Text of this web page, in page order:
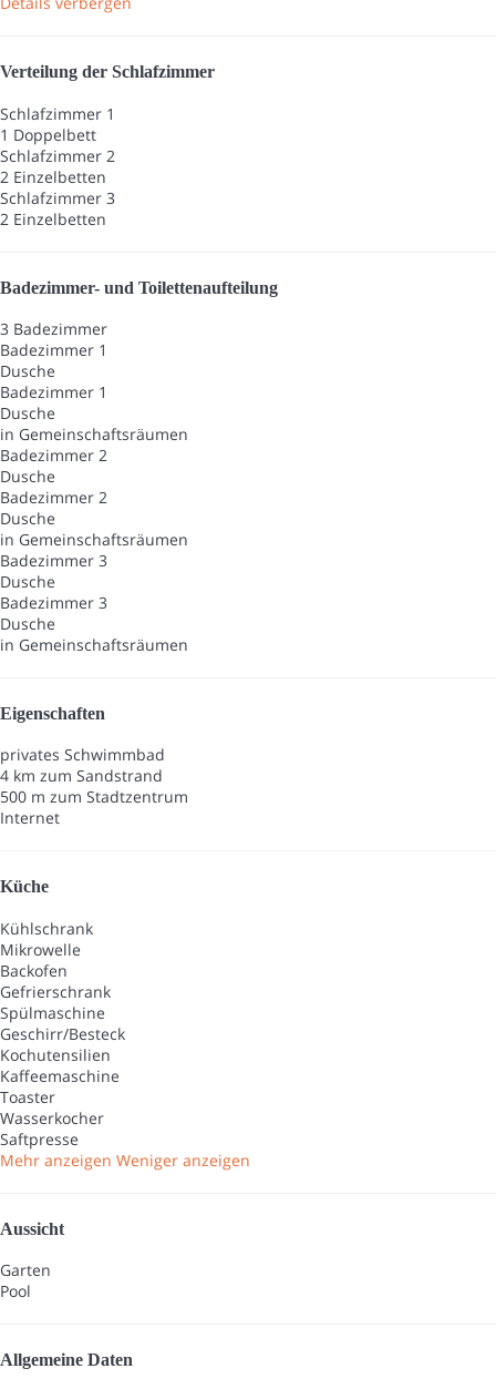
Verteilung der Schlafzimmer
Schlafzimmer 1
1 Doppelbett
Schlafzimmer 2
2 Einzelbetten
Schlafzimmer 3
2 Einzelbetten
Badezimmer- und Toilettenaufteilung
3 Badezimmer
Badezimmer 1
Dusche
Badezimmer 1
Dusche
in Gemeinschaftsräumen
Badezimmer 2
Dusche
Badezimmer 2
Dusche
in Gemeinschaftsräumen
Badezimmer 3
Dusche
Badezimmer 3
Dusche
in Gemeinschaftsräumen
Eigenschaften
privates Schwimmbad
4 km zum Sandstrand
500 m zum Stadtzentrum
Internet
Küche
Kühlschrank
Mikrowelle
Backofen
Gefrierschrank
Spülmaschine
Geschirr/Besteck
Kochutensilien
Kaffeemaschine
Toaster
Wasserkocher
Saftpresse
Mehr anzeigen Weniger anzeigen
Aussicht
Garten
Pool
Allgemeine Daten